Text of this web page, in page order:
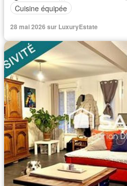
Cuisine équipée
28 mai 2026 sur LuxuryEstate